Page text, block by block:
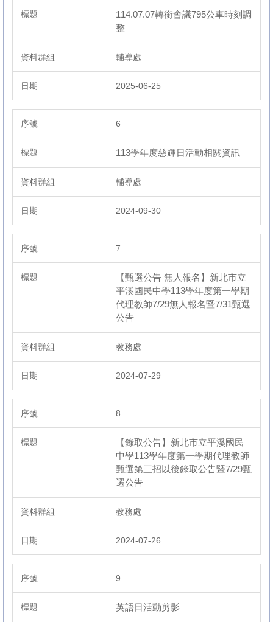
114.07.07轉銜會議795公車時刻調
整
輔導處
2025-06-25
6
113學年度慈輝日活動相關資訊
輔導處
2024-09-30
7
【甄選公告 無人報名】新北市立
平溪國民中學113學年度第一學期
代理教師7/29無人報名暨7/31甄選
公告
教務處
2024-07-29
8
【錄取公告】新北市立平溪國民
中學113學年度第一學期代理教師
甄選第三招以後錄取公告暨7/29甄
選公告
教務處
2024-07-26
9
英語日活動剪影